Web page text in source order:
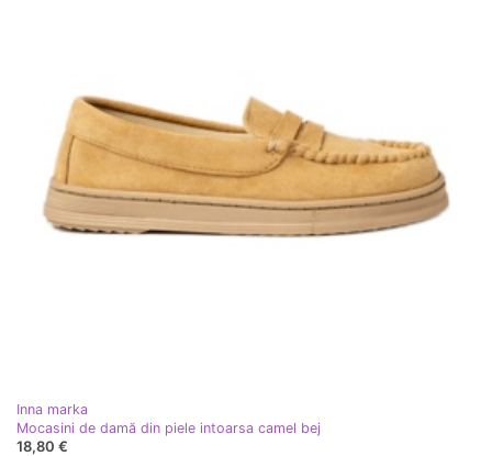
Inna marka
Mocasini de damă din piele intoarsa camel bej
18,80 €